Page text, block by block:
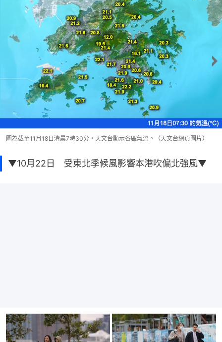
圖為截至11月18日清晨7時30分，天文台顯示各區氣溫。（天文台網頁圖片）
▼10月22日 受東北季候風影響本港吹偏北強風▼